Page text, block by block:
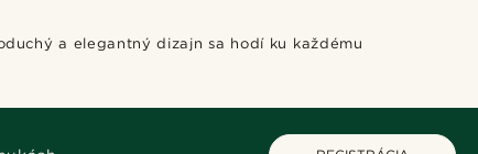
a elegantný dizajn sa hodí ku každému